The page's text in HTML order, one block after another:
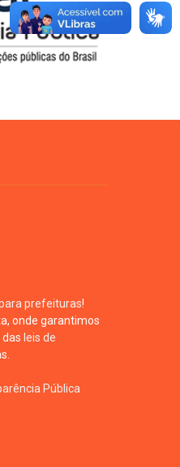
prefeituras!
onde garantimos
leis de
Pública